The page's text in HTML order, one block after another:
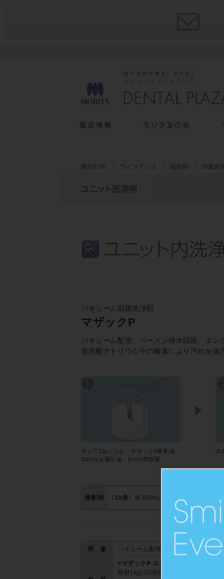
バキューム回路洗浄剤
マザックP
バキューム配管、ベースン排水回路、タン
過炭酸ナトリウム中の酸素により汚れを強
チェア1台につき、マザックP希釈液
300mLを吸引後、約5分間放置
水
希釈例 〈10倍〉 水300mLに対し計量スプーン
用 途 バキューム配管、タンク内、ベース
<マザックP スターターバッグ>
粉材1kg(33回分)、330mLビーカー